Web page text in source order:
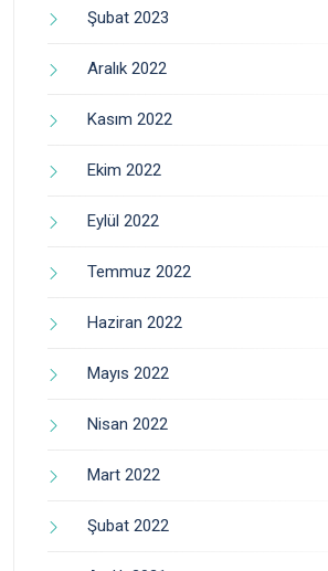
Şubat 2023
Aralık 2022
Kasım 2022
Ekim 2022
Eylül 2022
Temmuz 2022
Haziran 2022
Mayıs 2022
Nisan 2022
Mart 2022
Şubat 2022